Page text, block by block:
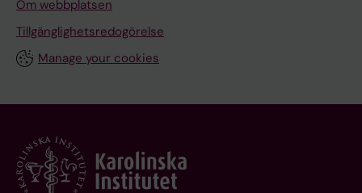
Om webbplatsen
Tillgänglighetsredogörelse
Manage your cookies